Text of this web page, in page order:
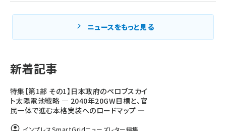
ニュースをもっと見る
新着記事
特集【第1部 その1】日本政府のペロブスカイ
ト太陽電池戦略 ― 2040年20GW目標と、官
民一体で進む本格実装へのロードマップ ―
インプレスSmartGridニューズレター編集...